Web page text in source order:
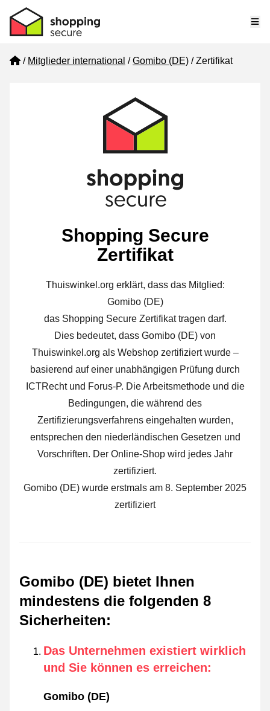
Home
Mitglieder international Gomibo (DE) Zertifikat
Shopping Secure
Zertifikat
Thuiswinkel.org erklärt, dass das Mitglied:
Gomibo (DE)
das Shopping Secure Zertifikat tragen darf.
Dies bedeutet, dass Gomibo (DE) von
Thuiswinkel.org als Webshop zertifiziert wurde –
basierend auf einer unabhängigen Prüfung durch
ICTRecht und Forus-P. Die Arbeitsmethode und die
Bedingungen, die während des
Zertifizierungsverfahrens eingehalten wurden,
entsprechen den niederländischen Gesetzen und
Vorschriften. Der Online-Shop wird jedes Jahr
zertifiziert.
Gomibo (DE) wurde erstmals am 8. September 2025
zertifiziert
Gomibo (DE) bietet Ihnen
mindestens die folgenden 8
Sicherheiten:
Das Unternehmen existiert wirklich
und Sie können es erreichen:
Gomibo (DE)